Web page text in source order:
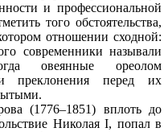
и профессиональной
того обстоятельства,
отношении сходной:
современники называли
овеянные ореолом
преклонения перед их
(1776–1851) вплоть до
Николая I, попал в